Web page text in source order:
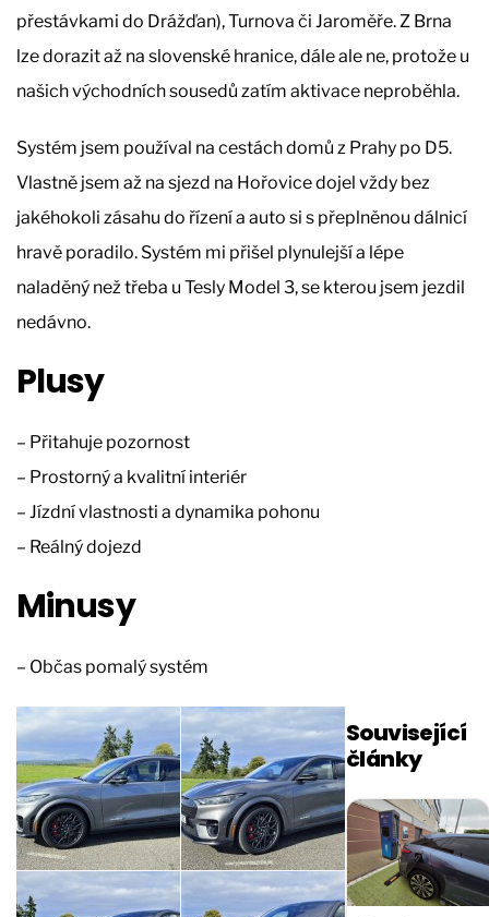
přestávkami do Drážďan), Turnova či Jaroměře. Z Brna
lze dorazit až na slovenské hranice, dále ale ne, protože u
našich východních sousedů zatím aktivace neproběhla.
Systém jsem používal na cestách domů z Prahy po D5.
Vlastně jsem až na sjezd na Hořovice dojel vždy bez
jakéhokoli zásahu do řízení a auto si s přeplněnou dálnicí
hravě poradilo. Systém mi přišel plynulejší a lépe
naladěný než třeba u Tesly Model 3, se kterou jsem jezdil
nedávno.
Plusy
– Přitahuje pozornost
– Prostorný a kvalitní interiér
– Jízdní vlastnosti a dynamika pohonu
– Reálný dojezd
Minusy
– Občas pomalý systém
Související
články